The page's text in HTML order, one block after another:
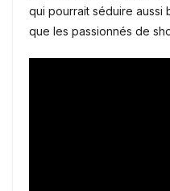
qui pourrait séduire aussi
que les passionnés de